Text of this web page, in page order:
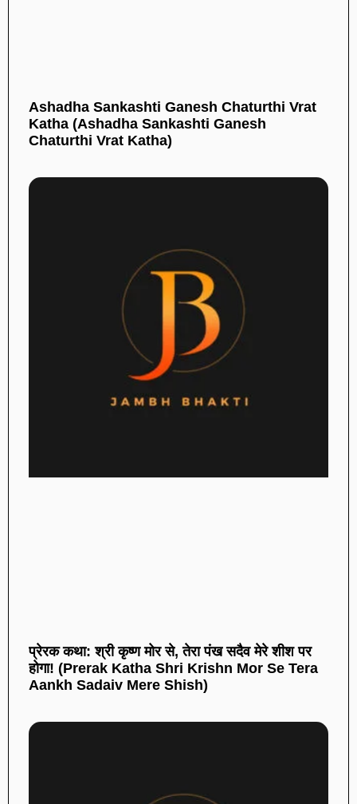
Ashadha Sankashti Ganesh Chaturthi Vrat
Katha (Ashadha Sankashti Ganesh
Chaturthi Vrat Katha)
प्रेरक कथा: श्री कृष्ण मोर से, तेरा पंख सदैव मेरे शीश पर
होगा! (Prerak Katha Shri Krishn Mor Se Tera
Aankh Sadaiv Mere Shish)